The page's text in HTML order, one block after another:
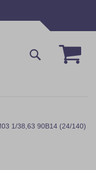
Mój
Szukaj
1/38,63 90B14 (24/140)